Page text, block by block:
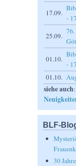
17.09.
-
25.09.
01.10.
-
01.10.
siehe auch
BLF-
30